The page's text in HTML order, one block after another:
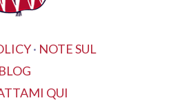
· NOTE SUL
BLOG
QUI